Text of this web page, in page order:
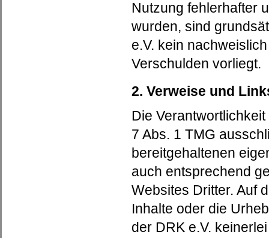
Nutzung fehlerhafter
wurden, sind
e.V. kein
Verschulden vorliegt.
2. Verweise und
Die
7 Abs. 1 TMG
bereitgehaltenen
auch entsprechend
Websites Dritter. Auf
Inhalte oder die
der DRK e.V.